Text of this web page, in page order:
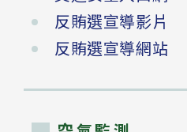
反賄選宣導影片
反賄選宣導網站